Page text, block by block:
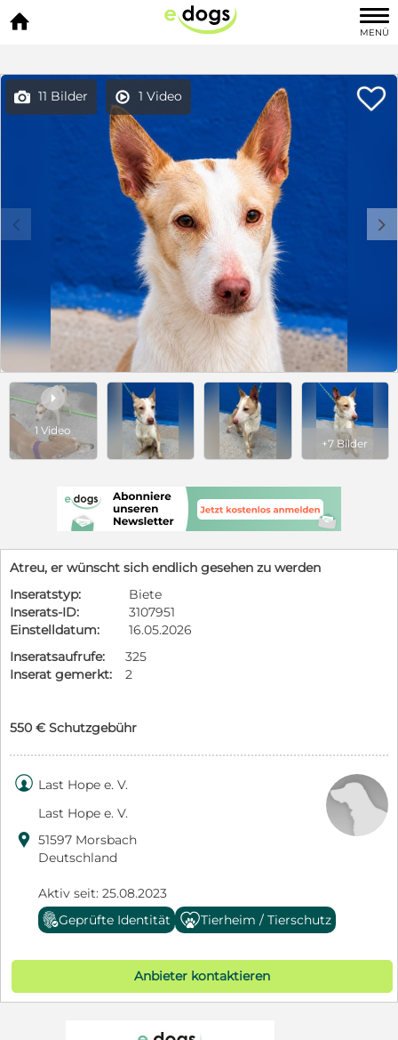

MENÜ
 11 Bilder  1 Video 
c d

1 Video
+7 Bilder
Atreu, er wünscht sich endlich gesehen zu werden
Inseratstyp:
Biete
Inserats-ID:
3107951
Einstelldatum:
16.05.2026
Inseratsaufrufe:
325
Inserat gemerkt:
2
550 € Schutzgebühr
 Last Hope e. V.
Last Hope e. V.
 51597 Morsbach
Deutschland
Aktiv seit: 25.08.2023
Geprüfte Identität
Tierheim / Tierschutz
Anbieter kontaktieren